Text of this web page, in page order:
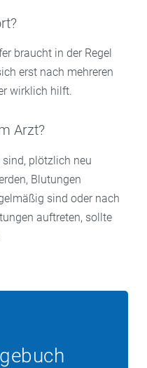
braucht in der Regel
erst nach mehreren
wirklich hilft.
Arzt?
sind, plötzlich neu
Blutungen
sind oder nach
auftreten, sollte